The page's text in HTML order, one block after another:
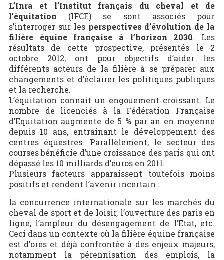
L’Inra et l’Institut français du cheval et de
l’équitation (IFCE) se sont associés pour
s’interroger sur les perspectives d’évolution de la
filière équine française à l’horizon 2030. Les
résultats de cette prospective, présentés le 2
octobre 2012, ont pour objectifs d’aider les
différents acteurs de la filière à se préparer aux
changements et d’éclairer les politiques publiques
et la recherche.
L’équitation connait un engouement croissant. Le
nombre de licenciés à la Fédération Française
d’Equitation augmente de 5 % par an en moyenne
depuis 10 ans, entrainant le développement des
centres équestres. Parallèlement, le secteur des
courses bénéficie d’une croissance des paris qui ont
dépassé les 10 milliards d’euros en 2011.
Plusieurs facteurs apparaissent toutefois moins
positifs et rendent l’avenir incertain :
la concurrence internationale sur les marchés du
cheval de sport et de loisir, l’ouverture des paris en
ligne, l’ampleur du désengagement de l’Etat, etc.
Ceci dans un contexte où la filière équine française
est d’ores et déjà confrontée à des enjeux majeurs,
notamment la pérennisation des emplois, la